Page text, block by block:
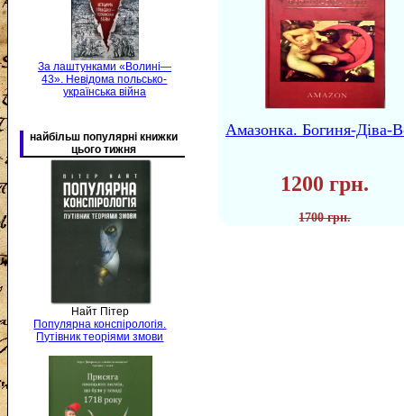
За лаштунками «Волині—
43». Невідома польсько-
українська війна
найбільш популярні книжки
цього тижня
Найт Пітер
Популярна конспірологія.
Путівник теоріями змови
Амазонка. Богиня-Діва-
1200 грн.
1700 грн.